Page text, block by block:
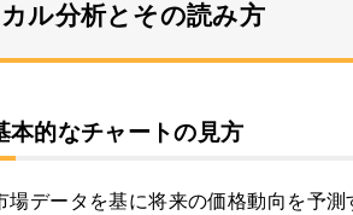
ル分析とその読み方
本的なチャートの見方
場データを基に将来の価格動向を予